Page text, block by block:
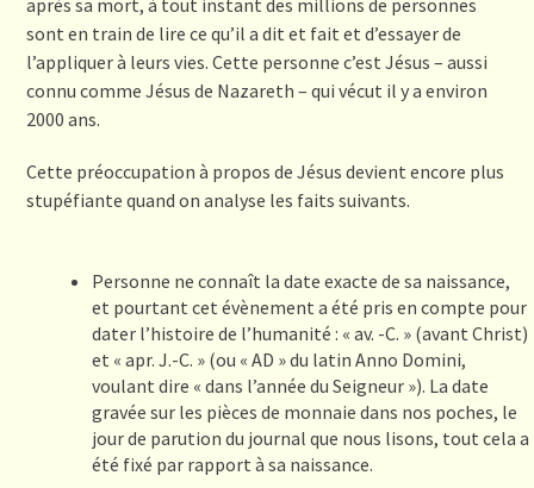
sont en train de lire ce qu’il a dit et fait et d’essayer de
l’appliquer à leurs vies. Cette personne c’est Jésus – aussi
connu comme Jésus de Nazareth – qui vécut il y a environ
2000 ans.
Cette préoccupation à propos de Jésus devient encore plus
stupéfiante quand on analyse les faits suivants.
Personne ne connaît la date exacte de sa naissance,
et pourtant cet évènement a été pris en compte pour
dater l’histoire de l’humanité : « av. -C. » (avant Christ)
et « apr. J.-C. » (ou « AD » du latin Anno Domini,
voulant dire « dans l’année du Seigneur »). La date
gravée sur les pièces de monnaie dans nos poches, le
jour de parution du journal que nous lisons, tout cela a
été fixé par rapport à sa naissance.